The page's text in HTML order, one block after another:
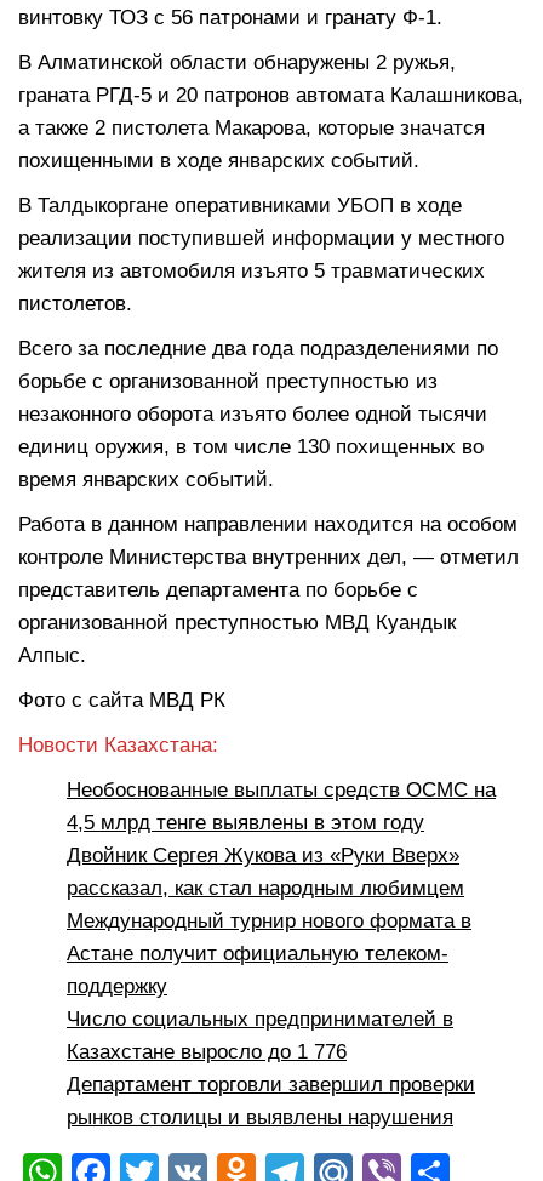
винтовку ТОЗ с 56 патронами и гранату Ф-1.
В Алматинской области обнаружены 2 ружья,
граната РГД-5 и 20 патронов автомата Калашникова,
а также 2 пистолета Макарова, которые значатся
похищенными в ходе январских событий.
В Талдыкоргане оперативниками УБОП в ходе
реализации поступившей информации у местного
жителя из автомобиля изъято 5 травматических
пистолетов.
Всего за последние два года подразделениями по
борьбе с организованной преступностью из
незаконного оборота изъято более одной тысячи
единиц оружия, в том числе 130 похищенных во
время январских событий.
Работа в данном направлении находится на особом
контроле Министерства внутренних дел, — отметил
представитель департамента по борьбе с
организованной преступностью МВД Куандык
Алпыс.
Фото с сайта МВД РК
Новости Казахстана:
Необоснованные выплаты средств ОСМС на
4,5 млрд тенге выявлены в этом году
Двойник Сергея Жукова из «Руки Вверх»
рассказал, как стал народным любимцем
Международный турнир нового формата в
Астане получит официальную телеком-
поддержку
Число социальных предпринимателей в
Казахстане выросло до 1 776
Департамент торговли завершил проверки
рынков столицы и выявлены нарушения
W F T V O T M Vi